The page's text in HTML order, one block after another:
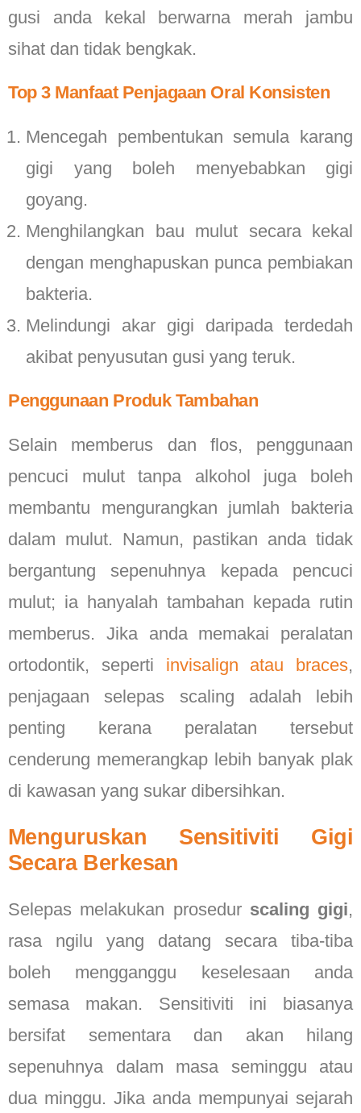
gusi anda kekal berwarna merah jambu
sihat dan tidak bengkak.
Top 3 Manfaat Penjagaan Oral Konsisten
Mencegah pembentukan semula karang
gigi yang boleh menyebabkan gigi
goyang.
Menghilangkan bau mulut secara kekal
dengan menghapuskan punca pembiakan
bakteria.
Melindungi akar gigi daripada terdedah
akibat penyusutan gusi yang teruk.
Penggunaan Produk Tambahan
Selain memberus dan flos, penggunaan
pencuci mulut tanpa alkohol juga boleh
membantu mengurangkan jumlah bakteria
dalam mulut. Namun, pastikan anda tidak
bergantung sepenuhnya kepada pencuci
mulut; ia hanyalah tambahan kepada rutin
memberus. Jika anda memakai peralatan
ortodontik, seperti
invisalign atau braces,
penjagaan selepas scaling adalah lebih
penting kerana peralatan tersebut
cenderung memerangkap lebih banyak plak
di kawasan yang sukar dibersihkan.
Menguruskan Sensitiviti Gigi
Secara Berkesan
Selepas melakukan prosedur scaling gigi,
rasa ngilu yang datang secara tiba-tiba
boleh mengganggu keselesaan anda
semasa makan. Sensitiviti ini biasanya
bersifat sementara dan akan hilang
sepenuhnya dalam masa seminggu atau
dua minggu. Jika anda mempunyai sejarah